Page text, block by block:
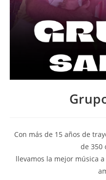
Con más de 15 años de
de 350
llevamos la mejor música